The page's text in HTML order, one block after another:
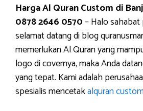
Harga Al Quran Custom di
0878 2646 0570– Halo sahabat
selamat datang di blog
memerlukan Al Quran yang
logo di covernya, maka Anda
yang tepat. Kami adalah
spesialis mencetakalquran